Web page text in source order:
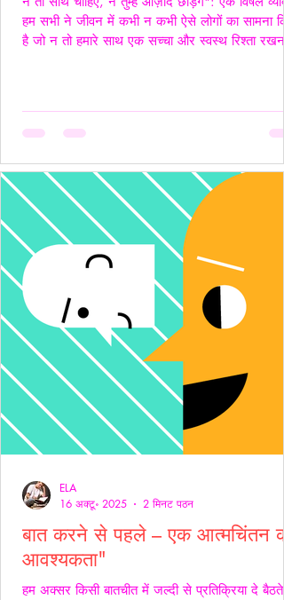
हम सभी ने जीवन में कभी न कभी ऐसे लोगों का सामना
है जो न तो हमारे साथ एक सच्चा और स्वस्थ रिश्ता रखना
अक्सर "Toxic", यानी विषैले व्यवहार के उदाहरण होते हैं,
बात करने से पहले – एक आत्मचिंतन की
आवश्यकता"
हम अक्सर किसी बातचीत में जल्दी से प्रतिक्रिया दे बैठते
ELA
16 अक्टू॰ 2025
2 मिनट पठन